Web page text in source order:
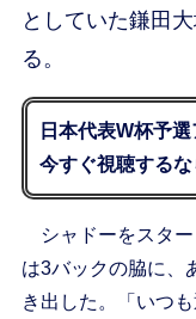
としていた鎌田
る。
日本代表W杯予
今すぐ視聴するな
シャドーをスター
は3バックの脇に、
き出した。「いつ